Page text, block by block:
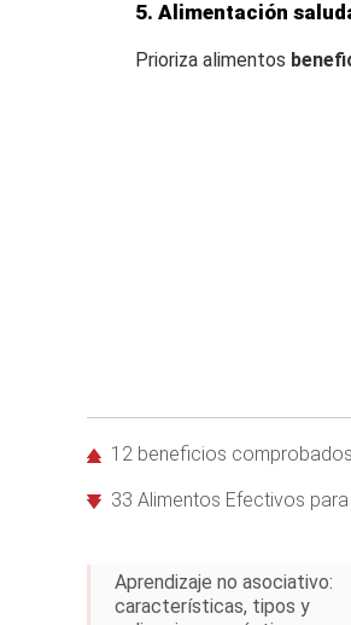
5. Alimentación
Prioriza alimentos
12 beneficios
33 Alimentos Efectivos
Aprendizaje no asociativo:
características, tipos y